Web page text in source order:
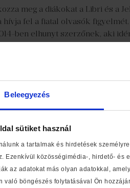
Beleegyezés
sütiket használ
a tartalmak és hirdetések
Ezenkívül közösségimédia-, hirdető- és
az adatokat más olyan adatokkal,
való böngészés folytatásával Ön
meg a diákokat a Libri és a
hívja fel a fiatal olvasók
ben elhunyt szerzőnek, aki